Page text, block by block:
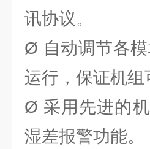
讯协议。
Ø 自动调节各
运行，保证机
Ø 采用先进的
湿差报警功能。